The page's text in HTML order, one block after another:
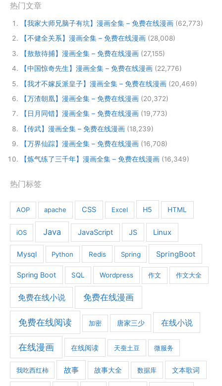
热门文章
【我家大师兄脑子有坑】漫画全集 – 免费在线漫画 (62,773)
【不健全关系】漫画全集 – 免费在线漫画 (28,008)
【敖敖待捕】漫画全集 – 免费在线漫画 (27,155)
【中国惊奇先生】漫画全集 – 免费在线漫画 (22,776)
【我才不嫁反派皇子】漫画全集 – 免费在线漫画 (20,469)
【万渣朝凰】漫画全集 – 免费在线漫画 (20,372)
【日月同错】漫画全集 – 免费在线漫画 (19,773)
【传武】漫画全集 – 免费在线漫画 (18,239)
【万界仙踪】漫画全集 – 免费在线漫画 (16,708)
【炼气练了三千年】漫画全集 – 免费在线漫画 (16,349)
热门标签
AOP apache CSS Excel H5 HTML
iOS Java JavaScript JS Linux
Mysql Python Redis Spring SpringBoot
Spring Boot SQL Wordpress 作文 作文大全
免费在线小说 免费在线漫画
免费在线阅读 加密 唐家三少 在线小说
在线漫画 在线阅读 天蚕土豆 微服务
我吃西红柿 故事 故事大全 数据库 文本歌词